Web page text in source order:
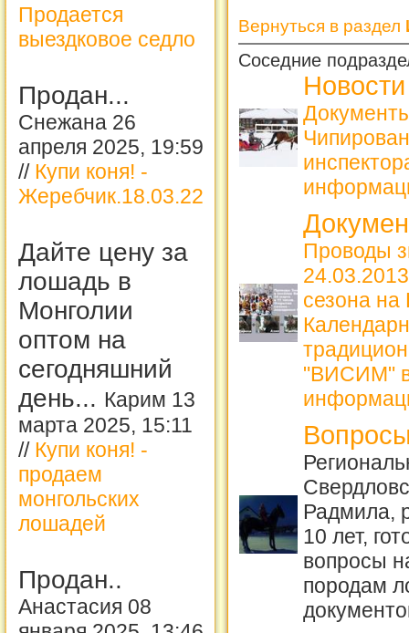
Продается
выездковое седло
Продан...
Снежана 26
апреля 2025, 19:59
// Купи коня! -
Жеребчик.18.03.22
Дайте цену за
лошадь в
Монголии
оптом на
сегодняшний
день... Карим 13
марта 2025, 15:11
// Купи коня! -
продаем
монгольских
лошадей
Продан..
Анастасия 08
Вернуться в раздел
Соседние
Новости
Проводы
24.03.2013
сезона
"ВИСИМ" в
Радмила,
10 лет,
вопросы
породам